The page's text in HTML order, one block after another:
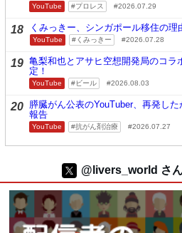
YouTube プロレス 2026.07.29
18 くみっきー、シンガポール移住の理
YouTube くみっきー 2026.07.28
19 亀梨和也とアサヒ空想開発局のコラ
定！
YouTube ビール 2026.08.03
20 膵臓がん公表のYouTuber、再発し
報告
YouTube 抗がん剤治療 2026.07.27
@livers_world さ